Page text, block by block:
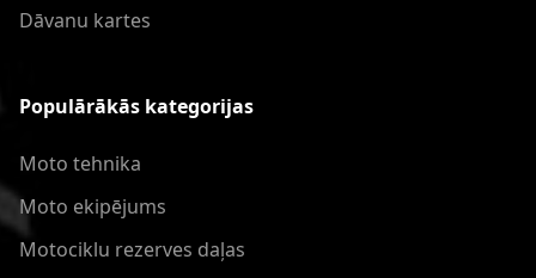
Dāvanu kartes
Populārākās kategorijas
Moto tehnika
Moto ekipējums
Motociklu rezerves daļas